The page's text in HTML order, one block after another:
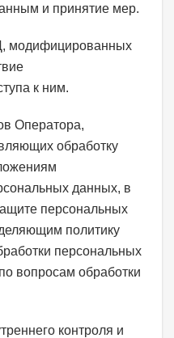
и принятие мер.
модифицированных
к ним.
Оператора,
обработку
данных, в
персональных
политику
персональных
вопросам обработки
контроля и